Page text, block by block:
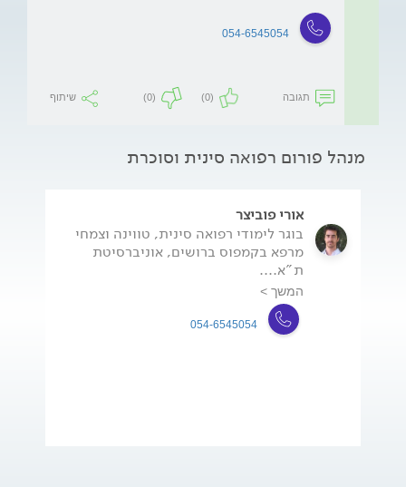
054-6545054
תגובה (0)
(0) שיתוף
מנהל פורום רפואה סינית וסוכרת
אורי פוביצר
בוגר לימודי רפואה סינית, טווינה וצמחי
מרפא בקמפוס ברושים, אוניברסיטת
ת"א....
המשך >
054-6545054